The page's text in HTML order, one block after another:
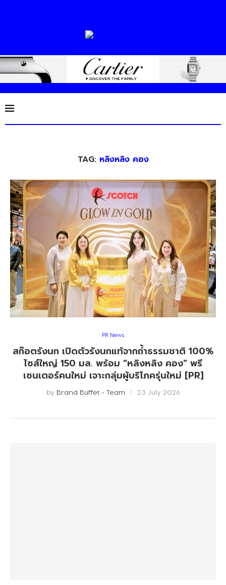
TAG: หลิงหลิง คอง
PR News
สก๊อตรังนก เปิดตัวรังนกแท้จากถ้ำธรรมชาติ 100%
ไซส์ใหญ่ 150 มล. พร้อม “หลิงหลิง คอง” พรี
เซนเตอร์คนใหม่ เจาะกลุ่มผู้บริโภครุ่นใหม่ [PR]
by Brand Buffet - Team 23 July 2026